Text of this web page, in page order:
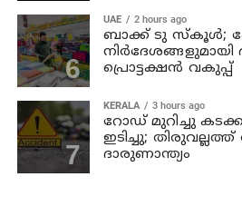
UAE 2 hours ago
ബാക്ക് ടു സ്‌കൂള്‍;
പ്രൊട്ടക്ഷന്‍ വകുപ്പ്
KERALA 3 hours ago
റോഡ് മുറിച്ചു
ഇടിച്ചു;
ദാരുണാന്ത്യം